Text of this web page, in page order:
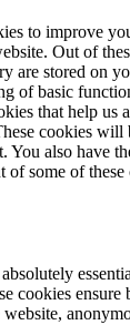
to improve
Out of
are stored on
of basic
that help us
cookies
You also have
of some of
cookies ensure